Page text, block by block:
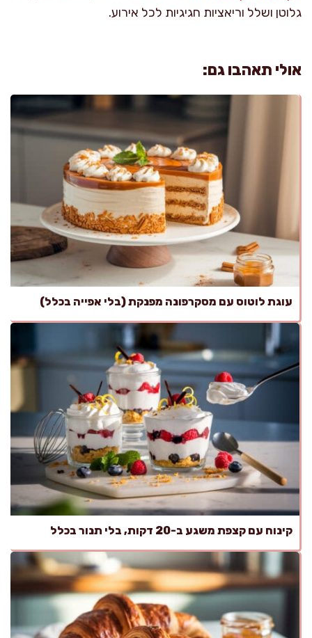
גלוטן ושלל וריאציות חגיגיות לכל אירוע.
אולי תאהבו גם:
עוגת לוטוס עם מסקרפונה מפנקת (בלי אפייה בכלל)
קינוח עם קצפת משגע ב-20 דקות, בלי תנור בכלל